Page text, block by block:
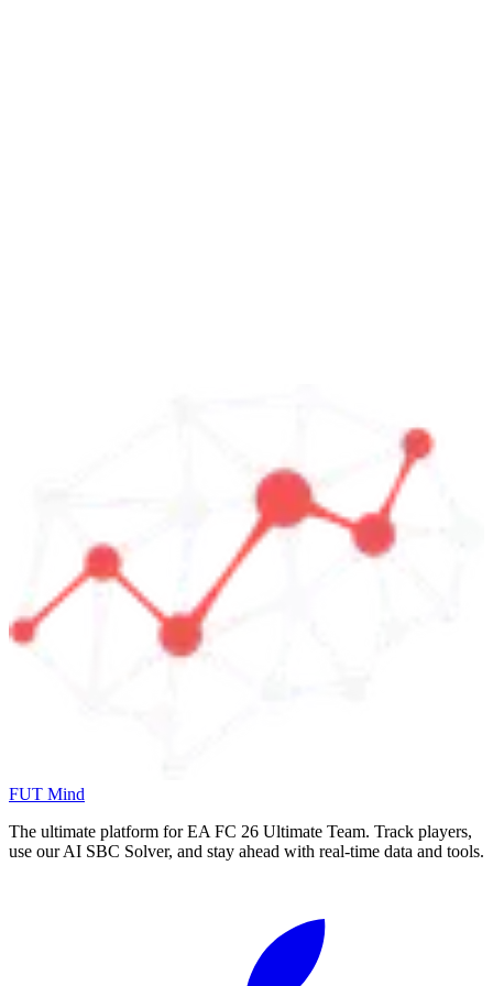
FUT Mind
The ultimate platform for EA FC 26 Ultimate Team. Track players,
use our AI SBC Solver, and stay ahead with real-time data and tools.